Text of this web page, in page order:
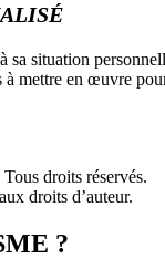
sa situation
à mettre en œuvre
droits réservés.
droits d’auteur.
?